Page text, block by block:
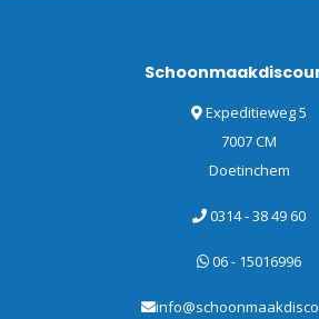
Expeditieweg 5
7007 CM
Doetinchem
0314 - 38 49 60
06 - 15016996